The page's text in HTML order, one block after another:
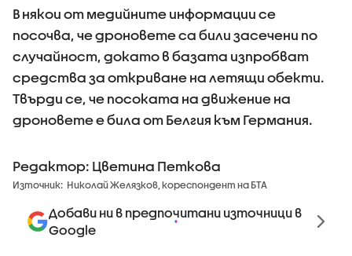
В някои от медийните информации се
посочва, че дроновете са били засечени по
случайност, докато в базата изпробват
средства за откриване на летящи обекти.
Твърди се, че посоката на движение на
дроновете е била от Белгия към Германия.
Редактор: Цветина Петкова
Източник: Николай Желязков, кореспондент на БТА
Добави ни в предпочитани източници в
Google